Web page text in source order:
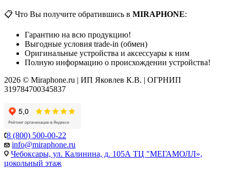
📋 Что Вы получите обратившись в MIRAPHONE:
Гарантию на всю продукцию!
Выгодные условия trade-in (обмен)
Оригинальные устройства и аксессуары к ним
Полную информацию о происхождении устройства!
2026 © Miraphone.ru | ИП Яковлев К.В. | ОГРНИП
319784700345837
8 (800) 500-00-22
info@miraphone.ru
Чебоксары, ул. Калинина, д. 105А ТЦ "МЕГАМОЛЛ»,
цокольный этаж